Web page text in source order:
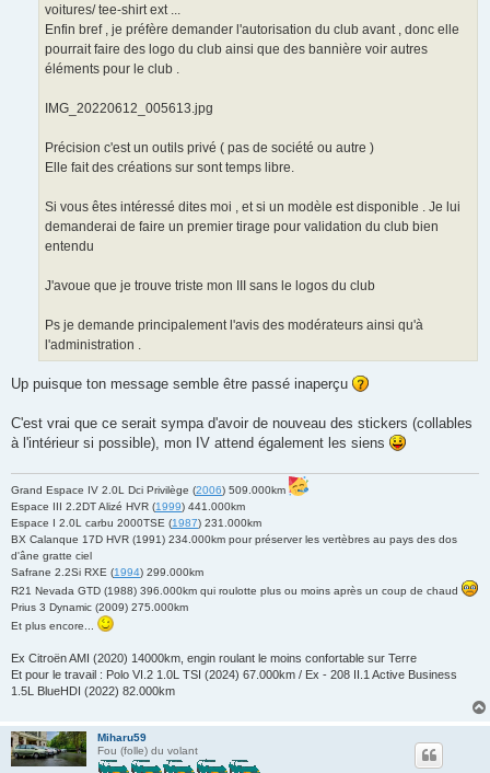
voitures/ tee-shirt ext ...
Enfin bref , je préfère demander l'autorisation du club avant , donc elle
pourrait faire des logo du club ainsi que des bannière voir autres
éléments pour le club .
IMG_20220612_005613.jpg
Précision c'est un outils privé ( pas de société ou autre )
Elle fait des créations sur sont temps libre.
Si vous êtes intéressé dites moi , et si un modèle est disponible . Je lui
demanderai de faire un premier tirage pour validation du club bien
entendu
J'avoue que je trouve triste mon III sans le logos du club
Ps je demande principalement l'avis des modérateurs ainsi qu'à
l'administration .
Up puisque ton message semble être passé inaperçu
C'est vrai que ce serait sympa d'avoir de nouveau des stickers (collables
à l'intérieur si possible), mon IV attend également les siens
Grand Espace IV 2.0L Dci Privilège (2006) 509.000km
Espace III 2.2DT Alizé HVR (1999) 441.000km
Espace I 2.0L carbu 2000TSE (1987) 231.000km
BX Calanque 17D HVR (1991) 234.000km pour préserver les vertèbres au pays des dos
d'âne gratte ciel
Safrane 2.2Si RXE (1994) 299.000km
R21 Nevada GTD (1988) 396.000km qui roulotte plus ou moins après un coup de chaud
Prius 3 Dynamic (2009) 275.000km
Et plus encore...
Ex Citroën AMI (2020) 14000km, engin roulant le moins confortable sur Terre
Et pour le travail : Polo VI.2 1.0L TSI (2024) 67.000km / Ex - 208 II.1 Active Business
1.5L BlueHDI (2022) 82.000km
Miharu59
Fou (folle) du volant